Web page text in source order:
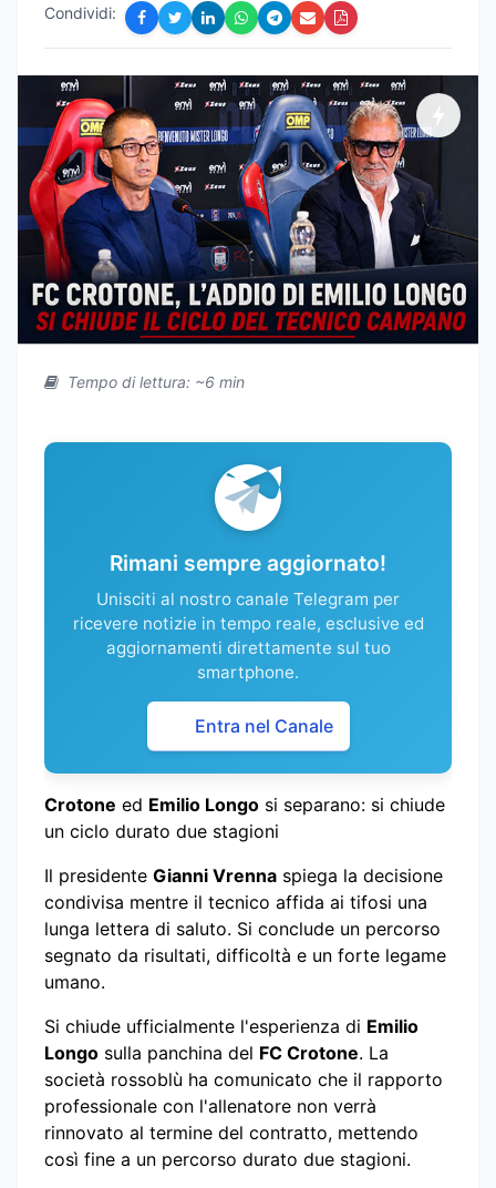
Condividi:
Tempo di lettura: ~6 min
Rimani sempre aggiornato!
Unisciti al nostro canale Telegram per
ricevere notizie in tempo reale, esclusive ed
aggiornamenti direttamente sul tuo
smartphone.
Entra nel Canale
Crotone ed Emilio Longo si separano: si chiude
un ciclo durato due stagioni
Il presidente Gianni Vrenna spiega la decisione
condivisa mentre il tecnico affida ai tifosi una
lunga lettera di saluto. Si conclude un percorso
segnato da risultati, difficoltà e un forte legame
umano.
Si chiude ufficialmente l'esperienza di Emilio
Longo sulla panchina del FC Crotone. La
società rossoblù ha comunicato che il rapporto
professionale con l'allenatore non verrà
rinnovato al termine del contratto, mettendo
così fine a un percorso durato due stagioni.